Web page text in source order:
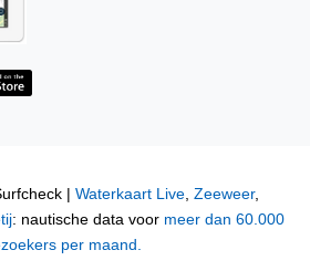
| Waterkaart Live Zeeweer,
: nautische data voor meer dan 60.000
per maand.